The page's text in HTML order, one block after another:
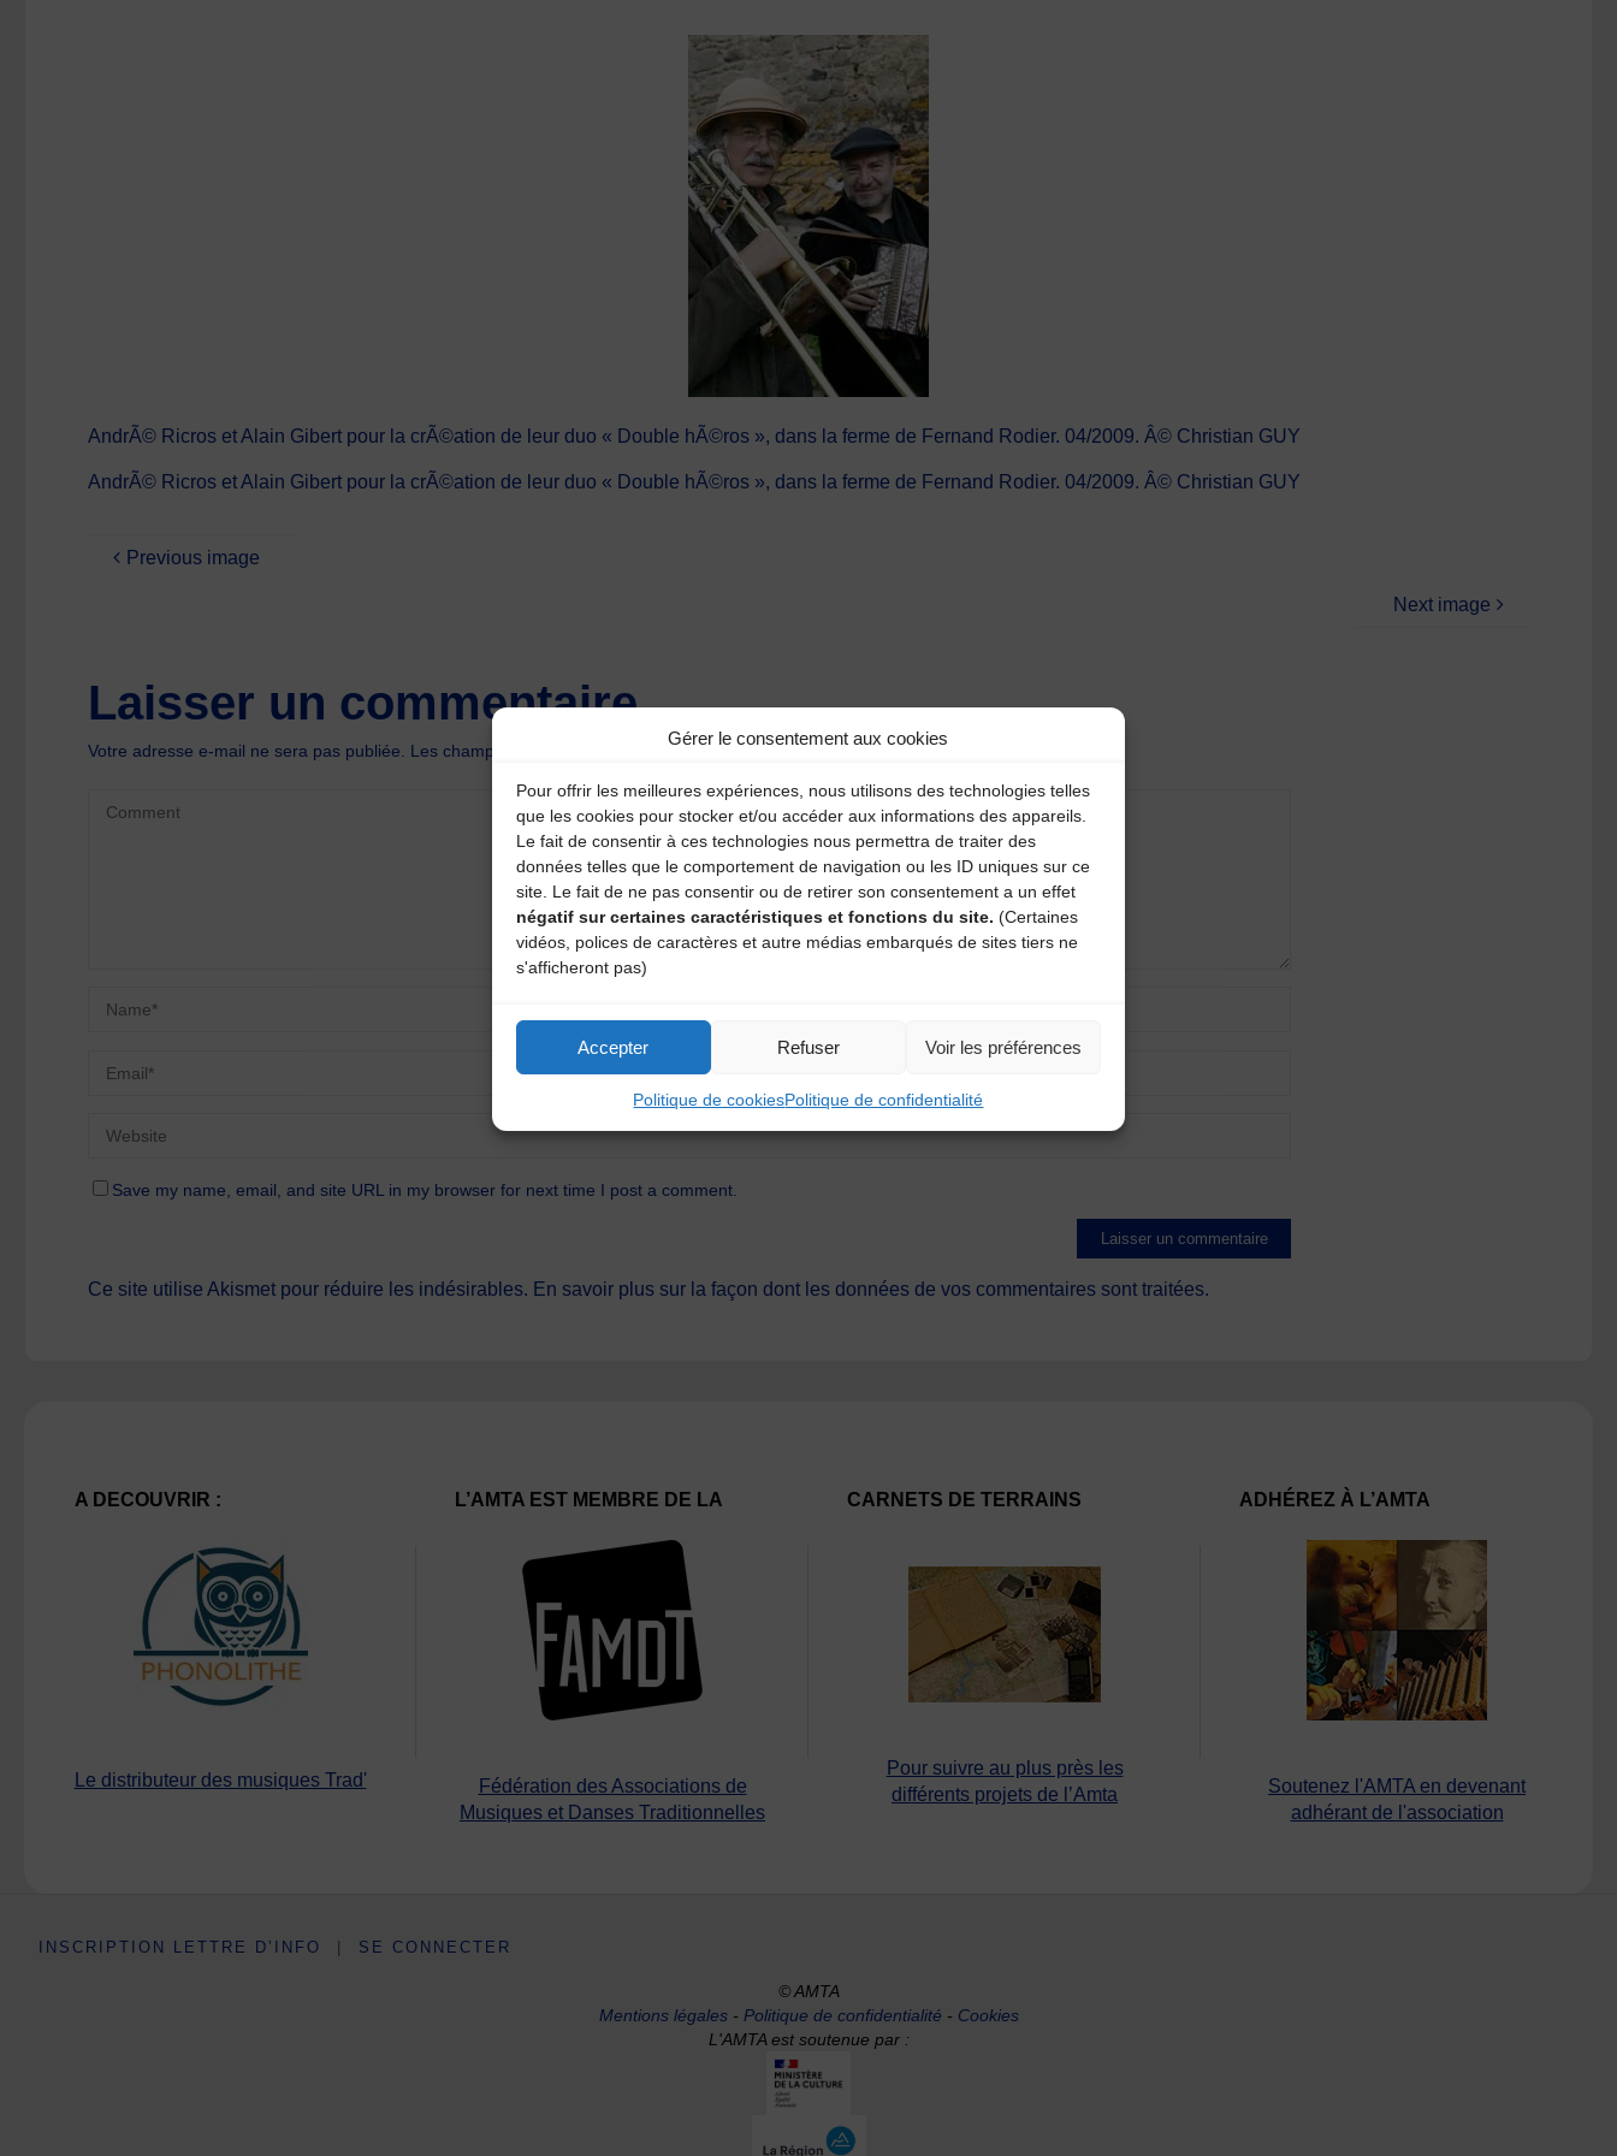
Gérer le consentement aux cookies
Pour offrir les meilleures expériences, nous utilisons des technologies telles
que les cookies pour stocker et/ou accéder aux informations des appareils.
Le fait de consentir à ces technologies nous permettra de traiter des
données telles que le comportement de navigation ou les ID uniques sur ce
site. Le fait de ne pas consentir ou de retirer son consentement a un effet
négatif sur certaines caractéristiques et fonctions du site. (Certaines
vidéos, polices de caractères et autre médias embarqués de sites tiers ne
s'afficheront pas)
Accepter Refuser Voir les préférences
Politique de cookiesPolitique de confidentialité
AndrÃ© Ricros et Alain Gibert pour la crÃ©ation de leur duo « Double hÃ©ros », dans la ferme de Fernand Rodier. 04/2009. Â© Christian GUY
AndrÃ© Ricros et Alain Gibert pour la crÃ©ation de leur duo « Double hÃ©ros », dans la ferme de Fernand Rodier. 04/2009. Â© Christian GUY
Previous image
Next image
Laisser un commentaire
Votre adresse e-mail ne sera pas publiée. Les champs obligatoires sont indiqués avec*
Save my name, email, and site URL in my browser for next time I post a comment.
Ce site utilise Akismet pour réduire les indésirables. En savoir plus sur la façon dont les données de vos commentaires sont traitées.
A DECOUVRIR :
Le distributeur des musiques Trad'
L’AMTA EST MEMBRE DE LA
Fédération des Associations de
Musiques et Danses Traditionnelles
CARNETS DE TERRAINS
Pour suivre au plus près les
différents projets de l’Amta
ADHÉREZ À L’AMTA
Soutenez l'AMTA en devenant
adhérant de l'association
INSCRIPTION LETTRE D’INFO | SE CONNECTER
© AMTA
Mentions légales- Politique de confidentialité - Cookies
L'AMTA est soutenue par :